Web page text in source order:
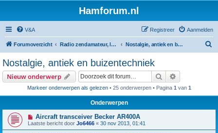
Hamforum.nl
V&A Aanmelden
Registreer
Forumoverzicht Radio zendamateur, luisteramateur en elektronica zelfbouw Nostalgie, antiek en buizentechniek
Nostalgie, antiek en buizentechniek
Nieuw onderwerp Zoek
Markeer onderwerpen als gelezen• 25 onderwerpen • Pagina 1 van 1
Onderwerpen
Aircraft transceiver Becker AR400A
Laatste bericht door Jo6466 « 30 nov 2013, 01:41